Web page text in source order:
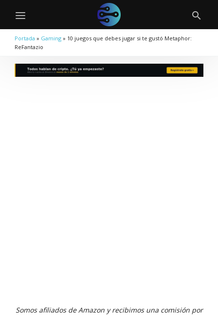
Portada » Gaming » 10 juegos que debes jugar si te gustó Metaphor:
ReFantazio
Somos afiliados de Amazon y recibimos una comisión por